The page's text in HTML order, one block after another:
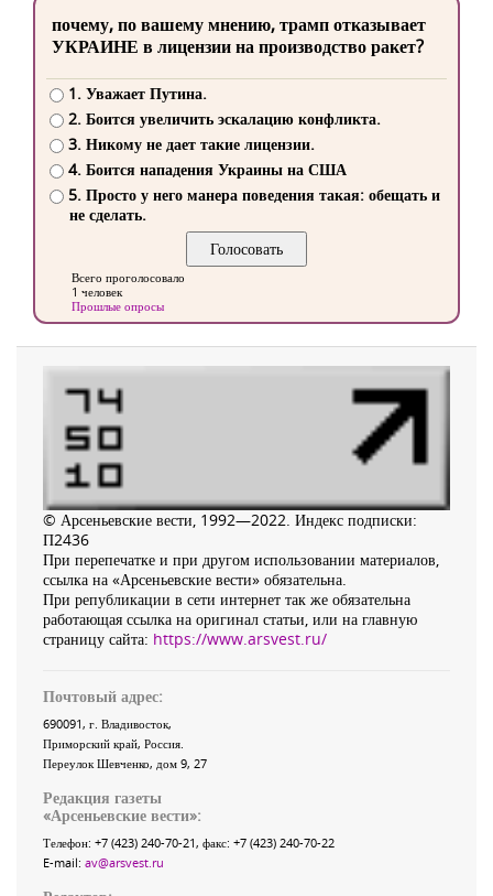
почему, по вашему мнению, трамп отказывает
УКРАИНЕ в лицензии на производство ракет?
1. Уважает Путина.
2. Боится увеличить эскалацию конфликта.
3. Никому не дает такие лицензии.
4. Боится нападения Украины на США
5. Просто у него манера поведения такая: обещать и
не сделать.
Всего проголосовало
1 человек
Прошлые опросы
© Арсеньевские вести, 1992—2022. Индекс подписки:
П2436
При перепечатке и при другом использовании материалов,
ссылка на «Арсеньевские вести» обязательна.
При републикации в сети интернет так же обязательна
работающая ссылка на оригинал статьи, или на главную
страницу сайта: https://www.arsvest.ru/
Почтовый адрес:
690091, г. Владивосток,
Приморский край, Россия
Переулок Шевченко, дом 9, 27
Редакция газеты
«Арсеньевские вести»:
Телефон: +7 (423) 240-70-21, факс: +7 (423) 240-70-22
E-mail: av@arsvest.ru